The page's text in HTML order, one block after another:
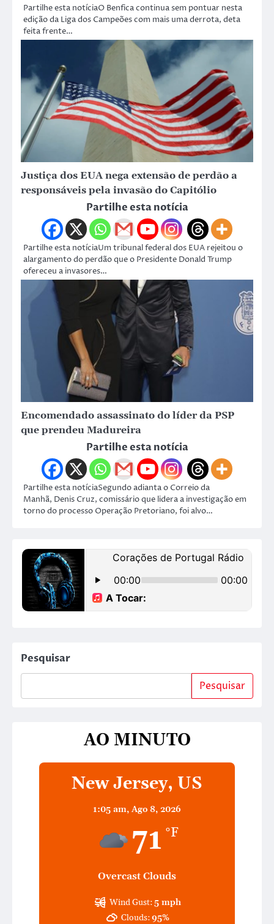
Partilhe esta notíciaO Benfica continua sem pontuar nesta
edição da Liga dos Campeões com mais uma derrota, deta
feita frente…
Justiça dos EUA nega extensão de perdão a
responsáveis pela invasão do Capitólio
Partilhe esta notícia
Partilhe esta notíciaUm tribunal federal dos EUA rejeitou o
alargamento do perdão que o Presidente Donald Trump
ofereceu a invasores…
Encomendado assassinato do líder da PSP
que prendeu Madureira
Partilhe esta notícia
Partilhe esta notíciaSegundo adianta o Correio da
Manhã, Denis Cruz, comissário que lidera a investigação em
torno do processo Operação Pretoriano, foi alvo…
Pesquisar
Pesquisar
AO MINUTO
New Jersey, US
1:05 am, Ago 8, 2026
71 °F
Overcast Clouds
Wind Gust:5 mph
Clouds:95%